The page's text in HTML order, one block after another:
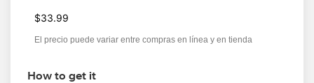
$33.99
El precio puede variar entre compras en línea y en tienda
How to get it